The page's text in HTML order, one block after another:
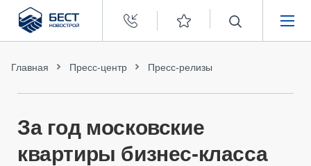
Бест
Новострой
ПОКУПАТЕЛЯМ
ЗАСТРОЙЩИКАМ
Главная Пресс-центр Пресс-релизы
За год московские
квартиры бизнес-класса